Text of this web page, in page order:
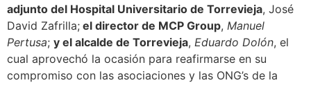
adjunto del Hospital Universitario de Torrevieja, José
David Zafrilla; el director de MCP Group, Manuel
Pertusa; y el alcalde de Torrevieja, Eduardo Dolón, el
cual aprovechó la ocasión para reafirmarse en su
compromiso con las asociaciones y las ONG’s de la